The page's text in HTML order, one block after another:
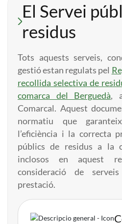
El Servei
residus
Tots aquests serveis,
gestió estan regulats pel
recollida selectiva de
comarca del Berguedà,
Comarcal. Aquest
normatiu que
l’eficiència i la correcta
públics de residus a la
inclosos en aquest
consideració de
prestació.
Imatge